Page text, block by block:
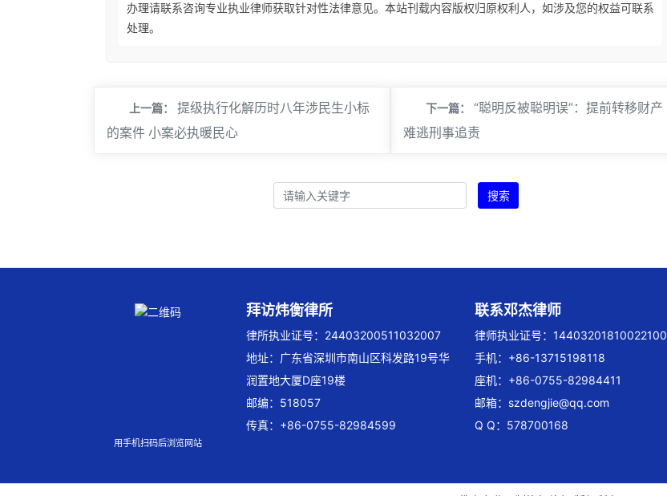
办理请联系咨询专业执业律师获取针对性法律意见。本站刊载内容版权归原权利人，如涉及您的权益可联系
处理。
上一篇：
提级执行化解历时八年涉民生小标
的案件 小案必执暖民心
下一篇：
“聪明反被聪明误”：提前转移财产
难逃刑事追责
搜索
用手机扫码后浏览网站
拜访炜衡律所
律所执业证号：24403200511032007
地址：广东省深圳市南山区科发路19号华
润置地大厦D座19楼
邮编：518057
传真：+86-0755-82984599
联系邓杰律师
律师执业证号：14403201810022100
手机：+86-13715198118
座机：+86-0755-82984411
邮箱： szdengjie@qq.com
Q Q：578700168